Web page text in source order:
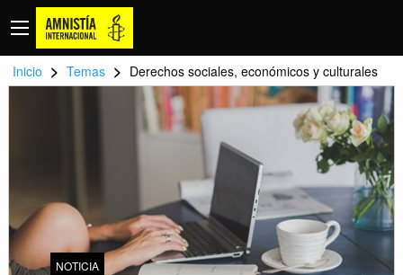
Inicio > Temas > Derechos sociales, económicos y culturales
NOTICIA